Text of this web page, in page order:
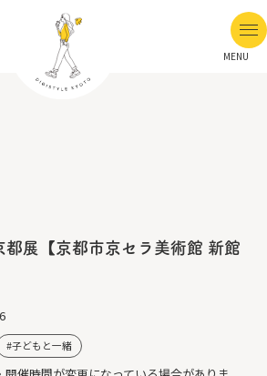
MENU
都展【京都市京セラ美術館 新館
子どもと一緒